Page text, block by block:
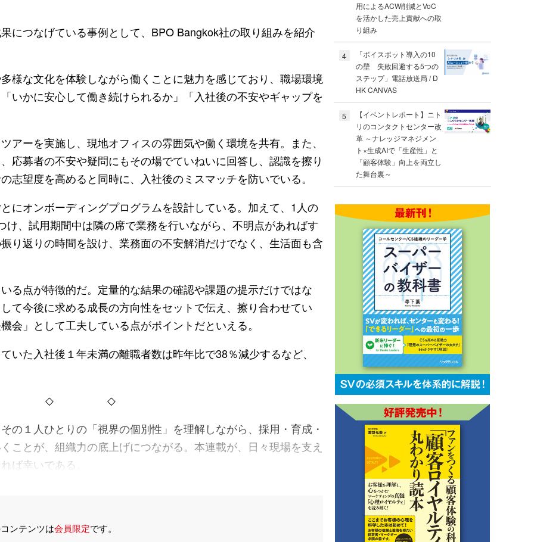
つなげている事例として、BPO Bangkok社の取り組みを紹介
な文化を体験しながら働くことに魅力を感じており、職場環境
いかに安心して働き続けられるか」「入社後の不安やギャップを
ーを実施し、現地オフィスの雰囲気や働く環境を共有。また、
応募者の不安や疑問にもその場でていねいに回答し、認識を擦り
志望度を高めると同時に、入社後のミスマッチを防いでいる。
オンボーディングプログラムを設計している。加えて、1人の
、試用期間中は隣の席で業務を行いながら、不明点があればす
り返りの時間を設け、業務面の不安解消だけでなく、生活面も含
点が特徴的だ。定量的な結果の確認や課題の提示だけではな
て今後に求める成長の方向性をセットで伝え、擦り合わせてい
会」として工夫している点がポイントだといえる。
た入社後１年未満の離職者数は昨年比で38％減少するなど、
◇
◇
１人ひとりの「視界の個別性」を理解しながら、採用・育成・
ことが、組織力の底上げにつながる。本連載が、日々現場を支え
ば幸いである。
ンテンツは会員限定です。
用によるACW削減とVoC
を活かした売上貢献への取
り組み
4
「ボイスボット導入の10
の壁 失敗回避する5つの
ステップ」電話放送局 / D
HK CANVAS
5
【イベントレポート】ニト
リのコンタクトセンター改
革 ～ナレッジマネジメン
ト×生成AIで「生産性」と
「顧客体験」向上を両立し
た舞台裏～